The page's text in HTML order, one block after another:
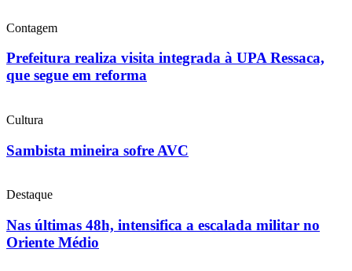
Contagem
Prefeitura realiza visita integrada à UPA Ressaca,
que segue em reforma
Cultura
Sambista mineira sofre AVC
Destaque
Nas últimas 48h, intensifica a escalada militar no
Oriente Médio